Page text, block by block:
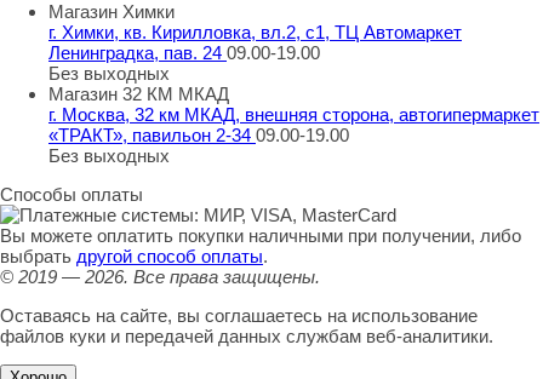
Магазин Химки
г. Химки, кв. Кирилловка, вл.2, с1, ТЦ Автомаркет
Ленинградка, пав. 24 09.00-19.00
Без выходных
Магазин 32 КМ МКАД
г. Москва, 32 км МКАД, внешняя сторона, автогипермаркет
«ТРАКТ», павильон 2-34 09.00-19.00
Без выходных
Способы оплаты
Вы можете оплатить покупки наличными при получении, либо
выбрать другой способ оплаты.
© 2019 — 2026. Все права защищены.
Оставаясь на сайте, вы соглашаетесь на использование
файлов куки и передачей данных службам веб-аналитики.